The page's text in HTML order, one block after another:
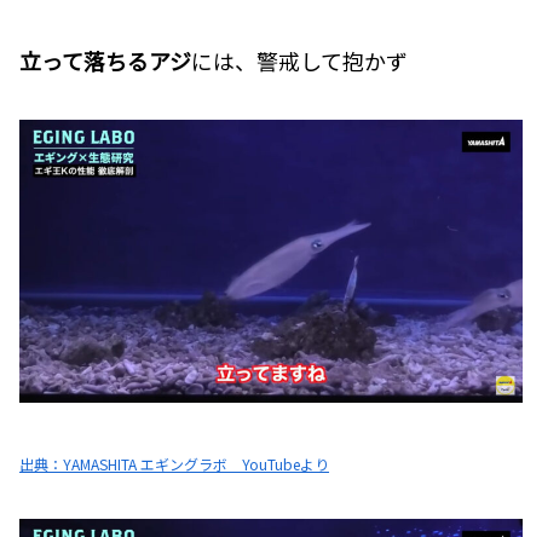
立って落ちるアジには、警戒して抱かず
出典：YAMASHITA エギングラボ YouTubeより